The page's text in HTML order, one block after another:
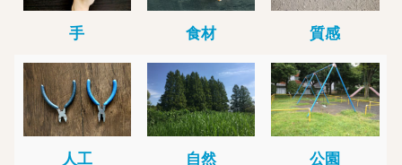
手 食材 質感
人工 自然 公園